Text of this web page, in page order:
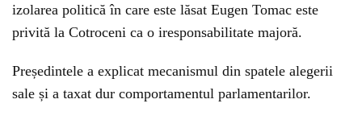
izolarea politică în care este lăsat Eugen Tomac este
privită la Cotroceni ca o iresponsabilitate majoră.
Președintele a explicat mecanismul din spatele alegerii
sale și a taxat dur comportamentul parlamentarilor.